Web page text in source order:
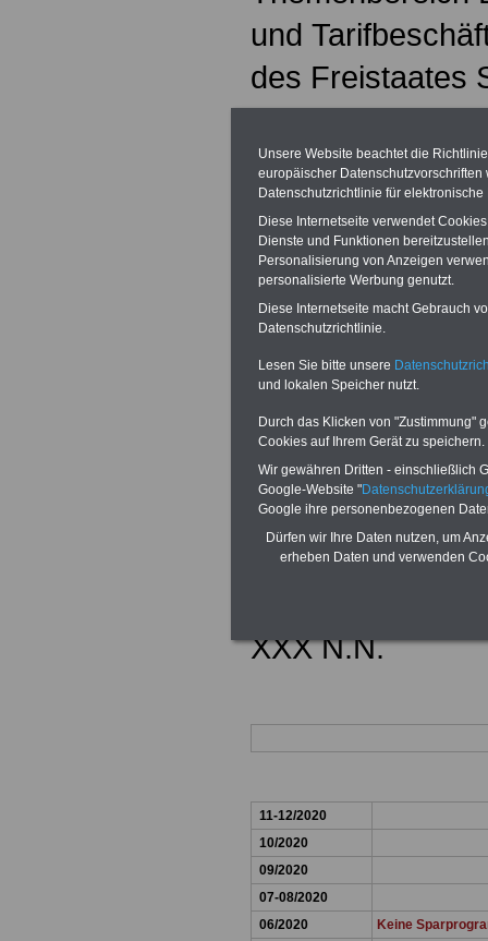
und
des Freistaates
27.06.2022
startet Studio
Arbeitszeit
13.05.2022
Beamtinnen
XXX N.N.
11-12/2020
10/2020
09/2020
07-08/2020
06/2020
Keine
Unsere Website beachtet die
europäischer
Datenschutzrichtlinie für
Diese Internetseite verwendet
Dienste und Funktionen
Personalisierung von Anzeigen
personalisierte Werbung genutzt.
Diese Internetseite macht Gebrauch
Datenschutzrichtlinie.
Lesen Sie bitte unsere
und lokalen Speicher nutzt.
Durch das Klicken von "Zustimmung"
Cookies auf Ihrem Gerät zu speichern.
Wir gewähren Dritten - einschließlich
Google-Website "
Google ihre personenbezogenen
Dürfen wir Ihre Daten nutzen, um
erheben Daten und verwenden